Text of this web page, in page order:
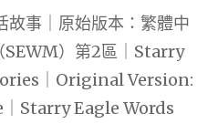
故事｜原始版本：繁體中
SEWM）第2區｜Starry
｜Original Version:
Starry Eagle Words